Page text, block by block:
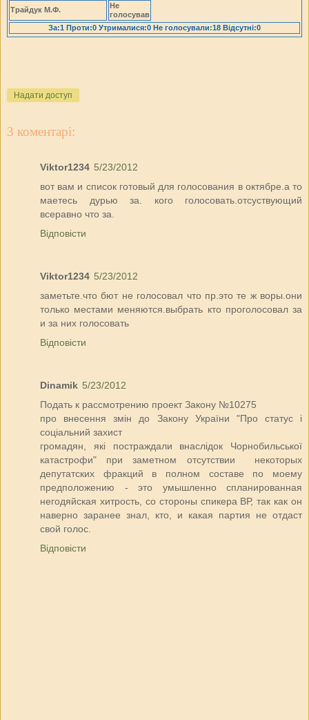
Трайдук М.Ф.
Не
голосував
За:1 Проти:0 Утрималися:0 Не голосували:18 Відсутні:0
Надати доступ
3 коментарі:
Viktor1234 5/23/2012
вот вам и список готовый для голосования в октябре.а то
маетесь дурью за. кого голосовать.отсуствующий
всеравно что за.
Відповісти
Viktor1234 5/23/2012
заметьте.что бют не голосовал что пр.это те ж воры.они
только местами меняются.выбрать кто проголосовал за
и за них голосовать
Відповісти
Dinamik 5/23/2012
Подать к рассмотрению проект Закону №10275
про внесення змін до Закону України "Про статус і
соціальний захист
громадян, які постраждали внаслідок Чорнобильської
катастрофи" при заметном отсутствии некоторых
депутатских фракций в полном составе по моему
предположению - это умышленно спланированная
негодяйская хитрость, со стороны спикера ВР, так как он
наверно заранее знал, кто, и какая партия не отдаст
свой голос.
Відповісти